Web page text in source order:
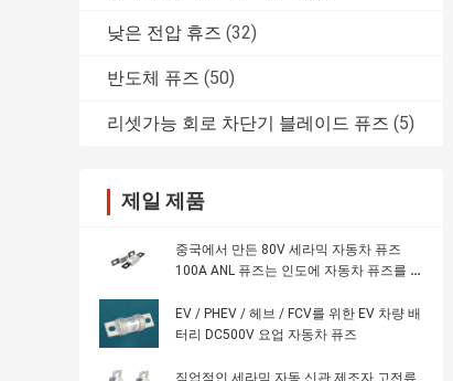
낮은 전압 휴즈 (32)
반도체 퓨즈 (50)
리셋가능 회로 차단기 블레이드 퓨즈 (5)
제일 제품
중국에서 만든 80V 세라믹 자동차 퓨즈
100A ANL 퓨즈는 인도에 자동차 퓨즈를 공
EV / PHEV / 헤브 / FCV를 위한 EV 차량 배
터리 DC500V 요업 자동차 퓨즈